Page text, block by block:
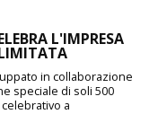
L'IMPRESA
in collaborazione
speciale di soli 500
a